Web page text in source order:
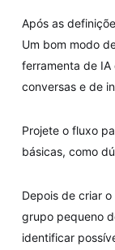
Após as
Um bom modo
ferramenta de
conversas e de
Projete o fluxo
básicas, como
Depois de criar
grupo pequeno
identificar